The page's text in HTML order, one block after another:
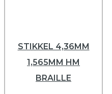
STIKKEL 4,36MM
1,565MM HM
BRAILLE